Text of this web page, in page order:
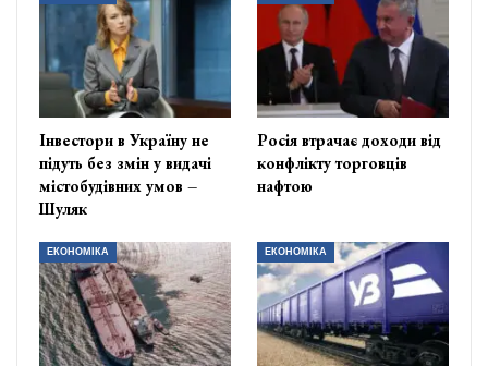
Інвестори в Україну не
підуть без змін у видачі
містобудівних умов –
Шуляк
Росія втрачає доходи від
конфлікту торговців
нафтою
ЕКОНОМІКА ЕКОНОМІКА